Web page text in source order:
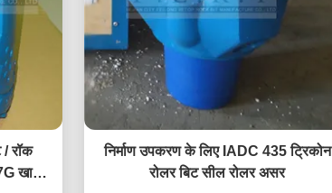
/ रॉक
खान
निर्माण उपकरण के लिए IADC 435 ट्रिकोन
रोलर बिट सील रोलर असर